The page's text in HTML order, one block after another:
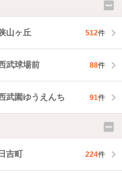
山ヶ丘 512件
武球場前 88件
武園ゆうえんち 91件
日吉町 224件